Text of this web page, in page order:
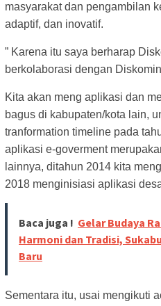
masyarakat dan pengambilan
adaptif, dan inovatif.
” Karena itu saya berharap
berkolaborasi dengan
Kita akan meng aplikasi dan
bagus di kabupaten/kota lain,
tranformation timeline pada
aplikasi e-goverment
lainnya, ditahun 2014 kita
2018 menginisiasi aplikasi
Baca juga ! Gelar Budaya
Harmoni dan Tradisi,
Baru
Sementara itu, usai mengikuti